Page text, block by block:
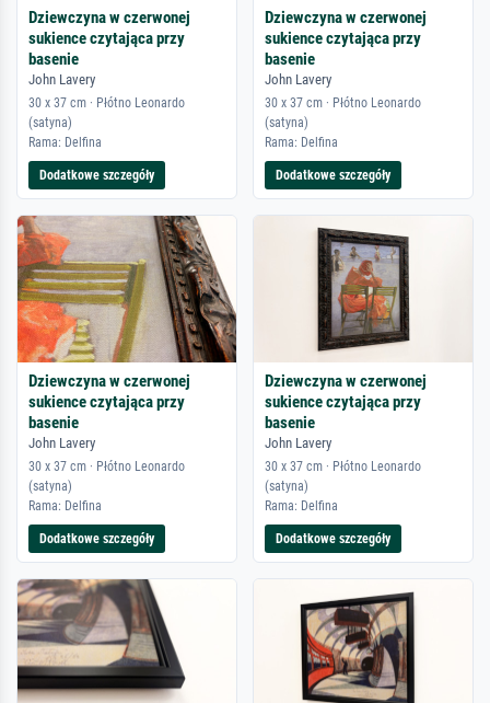
Dziewczyna w czerwonej
sukience czytająca przy
basenie
John Lavery
30 x 37 cm · Płótno Leonardo
(satyna)
Rama: Delfina
Dodatkowe szczegóły
Dziewczyna w czerwonej
sukience czytająca przy
basenie
John Lavery
30 x 37 cm · Płótno Leonardo
(satyna)
Rama: Delfina
Dodatkowe szczegóły
Dziewczyna w czerwonej
sukience czytająca przy
basenie
John Lavery
30 x 37 cm · Płótno Leonardo
(satyna)
Rama: Delfina
Dodatkowe szczegóły
Dziewczyna w czerwonej
sukience czytająca przy
basenie
John Lavery
30 x 37 cm · Płótno Leonardo
(satyna)
Rama: Delfina
Dodatkowe szczegóły